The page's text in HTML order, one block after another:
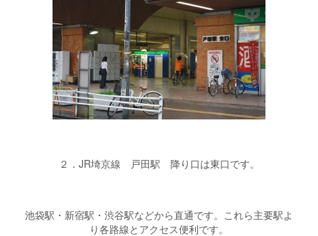
２．JR埼京線 戸田駅 降り口は東口です。
池袋駅・新宿駅・渋谷駅などから直通です。これら主要駅よ
り各路線とアクセス便利です。